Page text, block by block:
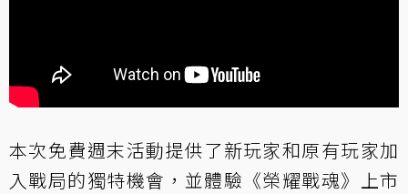
本次免費週末活動提供了新玩家和原有玩家加
入戰局的獨特機會，並體驗《榮耀戰魂》上市